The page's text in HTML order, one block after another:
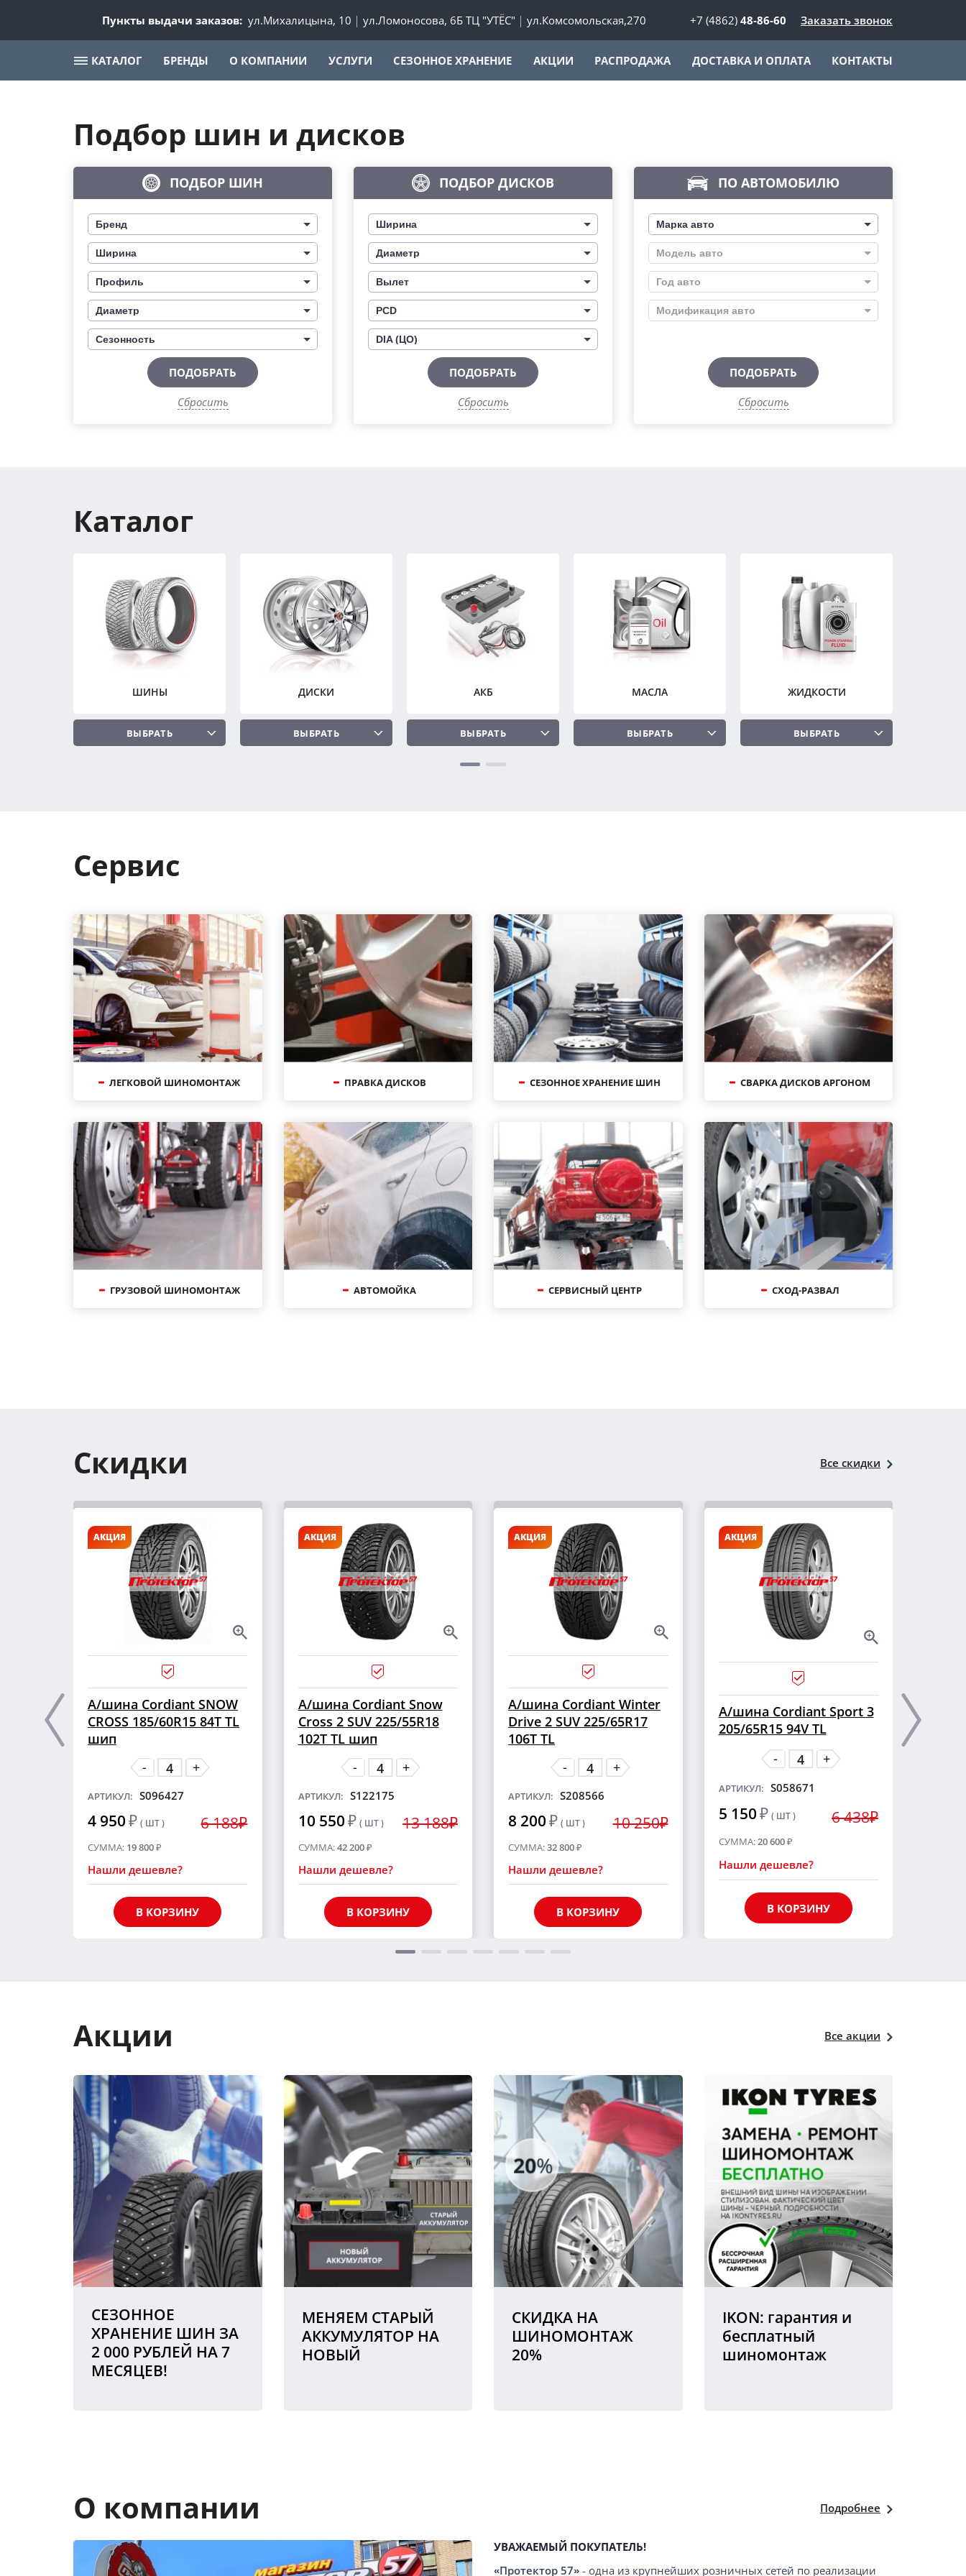
Пункты выдачи заказов: ул.Михалицына, 10 ул.Ломоносова, 6Б ТЦ "УТЁС" ул.Комсомольская,270 +7 (4862) 48-86-60 Заказать звонок
КАТАЛОГ БРЕНДЫ О КОМПАНИИ УСЛУГИ СЕЗОННОЕ ХРАНЕНИЕ АКЦИИ РАСПРОДАЖА ДОСТАВКА И ОПЛАТА КОНТАКТЫ
Подбор шин и дисков
ПОДБОР ШИН
Бренд
Ширина
Профиль
Диаметр
Сезонность
ПОДОБРАТЬ
Сбросить
ПОДБОР ДИСКОВ
Ширина
Диаметр
Вылет
PCD
DIA (ЦО)
ПОДОБРАТЬ
Сбросить
ПО АВТОМОБИЛЮ
Марка авто
Модель авто
Год авто
Модификация авто
ПОДОБРАТЬ
Сбросить
Каталог
ШИНЫ
ВЫБРАТЬ
ДИСКИ
ВЫБРАТЬ
АКБ
ВЫБРАТЬ
МАСЛА
ВЫБРАТЬ
ЖИДКОСТИ
ВЫБРАТЬ
Сервис
ЛЕГКОВОЙ ШИНОМОНТАЖ ПРАВКА ДИСКОВ СЕЗОННОЕ ХРАНЕНИЕ ШИН СВАРКА ДИСКОВ АРГОНОМ
ГРУЗОВОЙ ШИНОМОНТАЖ АВТОМОЙКА СЕРВИСНЫЙ ЦЕНТР СХОД-РАЗВАЛ
Скидки Все скидки
АКЦИЯ
А/шина Cordiant SNOW
CROSS 185/60R15 84T TL
шип
-
+
АРТИКУЛ: S096427
4 950₽ ( ШТ ) 6 188₽
СУММА: 19 800₽
Нашли дешевле?
В КОРЗИНУ
АКЦИЯ
А/шина Cordiant Snow
Cross 2 SUV 225/55R18
102T TL шип
-
+
АРТИКУЛ: S122175
10 550₽ ( ШТ ) 13 188₽
СУММА:42 200₽
Нашли дешевле?
В КОРЗИНУ
АКЦИЯ
А/шина Cordiant Winter
Drive 2 SUV 225/65R17
106T TL
-
+
АРТИКУЛ: S208566
8 200₽ ( ШТ ) 10 250₽
СУММА:32 800₽
Нашли дешевле?
В КОРЗИНУ
АКЦИЯ
А/шина Cordiant Sport 3
205/65R15 94V TL
-
+
АРТИКУЛ: S058671
5 150₽ ( ШТ ) 6 438₽
СУММА: 20 600₽
Нашли дешевле?
В КОРЗИНУ
Акции Все акции
СЕЗОННОЕ
ХРАНЕНИЕ ШИН ЗА
2 000 РУБЛЕЙ НА 7
МЕСЯЦЕВ!
МЕНЯЕМ СТАРЫЙ
АККУМУЛЯТОР НА
НОВЫЙ
СКИДКА НА
ШИНОМОНТАЖ
20%
IKON: гарантия и
бесплатный
шиномонтаж
О компании Подробнее
УВАЖАЕМЫЙ ПОКУПАТЕЛЬ!
«Протектор 57» - одна из крупнейших розничных сетей по реализации